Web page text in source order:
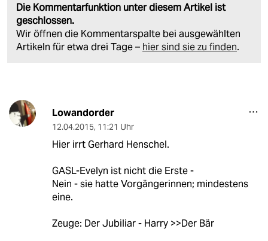
Die Kommentarfunktion unter diesem Artikel ist
geschlossen.
Wir öffnen die Kommentarspalte bei ausgewählten
Artikeln für etwa drei Tage – hier sind sie zu finden.
Lowandorder
12.04.2015, 11:21 Uhr
Hier irrt Gerhard Henschel.
GASL-Evelyn ist nicht die Erste -
Nein - sie hatte Vorgängerinnen; mindestens
eine.
Zeuge: Der Jubiliar - Harry >>Der Bär